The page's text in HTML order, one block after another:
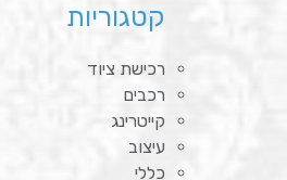
קטגוריות
רכישת ציוד
רכבים
קייטרינג
עיצוב
כללי